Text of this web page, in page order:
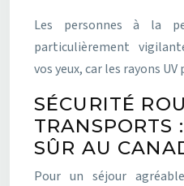
Les personnes à la
particulièrement
vos yeux, car les rayons
SÉCURITÉ
TRANSPORTS
SÛR AU
Pour un séjour